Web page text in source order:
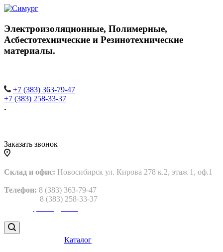
Электроизоляционные, Полимерные,
Асбестотехнические и Резинотехнические
материалы.
+7 (383) 363-79-47
+7 (383) 258-33-37
Заказать звонок
Склад и офис: Новосибирск ул. Кирова 278 к.2, этаж 1, оф.1
Телефон: 8 (383) 363-79-47
8 (383) 258-33-37
Каталог